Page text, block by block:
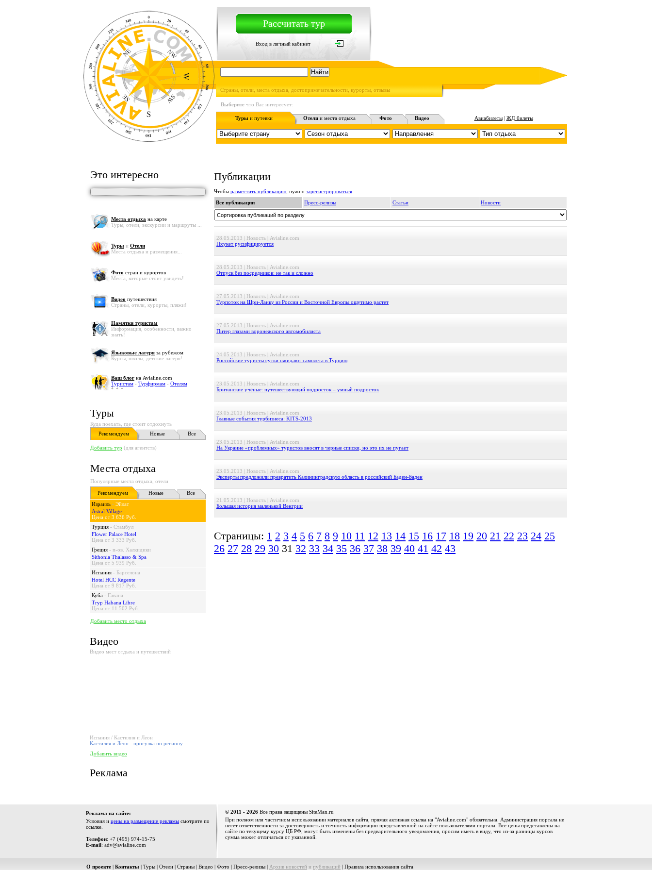
Рассчитать тур
Вход в личный кабинет
Страны, отели, места отдыха, достопримечательности, курорты, отзывы
Выберите что Вас интересует:
Турыи путевки Отели и места отдыха Фото Видео Авиабилеты| ЖД билеты
Это интересно
Места отдыха на карте
Туры, отели, экскурсии и маршруты ...
Туры и Отели
Места отдыха и размещения...
Фото стран и курортов
Места, которые стоит увидеть!
Видео путешествия
Страны, отели, курорты, пляжи!
Памятки туристам
Информация, особенности, важно
знать!
Языковые лагеря за рубежом
Курсы, школы, детские лагеря!
Ваш блог на Avialine.com
Туристам - Турфирмам - Отелям
Туры
Куда поехать, где стоит отдохнуть
Рекомендуем
Новые Все
Добавить тур (для агентств)
Места отдыха
Популярные места отдыха, отели
Рекомендуем
Новые
Все
Израиль - Эйлат
Astral Village
Цена от 3 636 Руб.
Турция - Стамбул
Flower Palace Hotel
Цена от 3 333 Руб.
Греция - п-ов. Халкидики
Sithonia Thalasso & Spa
Цена от 5 939 Руб.
Испания - Барселона
Hotel HCC Regente
Цена от 9 817 Руб.
Куба - Гавана
Tryp Habana Libre
Цена от 11 502 Руб.
Добавить место отдыха
Видео
Видео мест отдыха и путешествий
Испания / Кастилия и Леон
Кастилия и Леон - прогулка по региону
Добавить видео
Реклама
Публикации
Чтобы разместить публикацию , нужно зарегистрироваться
Все публикации
Пресс-релизы Статьи Новости
28.05.2013 | Новость | Avialine.com
Пхукет русифицируется
28.05.2013 | Новость | Avialine.com
Отпуск без посредников: не так и сложно
27.05.2013 | Новость | Avialine.com
Турпоток на Шри-Ланку из России и Восточной Европы ощутимо растет
27.05.2013 | Новость | Avialine.com
Питер глазами воронежского автомобилиста
24.05.2013 | Новость | Avialine.com
Российские туристы сутки ожидают самолета в Турцию
23.05.2013 | Новость | Avialine.com
Британские учёные: путешествующий подросток – умный подросток
23.05.2013 | Новость | Avialine.com
Главные события турбизнеса: KIТS-2013
23.05.2013 | Новость | Avialine.com
На Украине «проблемных» туристов вносят в черные списки, но это их не пугает
23.05.2013 | Новость | Avialine.com
Эксперты предложили превратить Калининградскую область в российский Баден-Баден
21.05.2013 | Новость | Avialine.com
Большая история маленькой Венгрии
Страницы: 1 2 3 4 5 6 7 8 9 10 11 12 13 14 15 16 17 18 19 20 21 22 23 24 25
26 27 28 29 30 31 32 33 34 35 36 37 38 39 40 41 42 43
Реклама на сайте:
Условия и цены на размещение рекламы смотрите по
ссылке.
Телефон: +7 (495) 974-15-75
E-mail: adv@avialine.com
© 2011 - 2026 Все права защищены SiteMan.ru
При полном или частичном использовании материалов сайта, прямая активная ссылка на "Avialine.com" обязательна. Администрация портала не
несет ответственности за достоверность и точность информации представленной на сайте пользователями портала. Все цены представлены на
сайте по текущему курсу ЦБ РФ, могут быть изменены без предварительного уведомления, просим иметь в виду, что из-за разницы курсов
сумма может отличаться от указанной.
О проекте | Контакты | Туры | Отели | Страны | Видео | Фото | Пресс-релизы | Архив новостей и публикаций | Правила использования сайта